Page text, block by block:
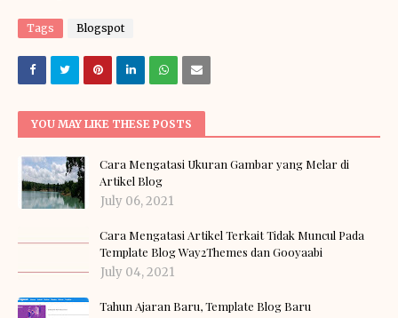
Tags Blogspot
YOU MAY LIKE THESE POSTS
Cara Mengatasi Ukuran Gambar yang Melar di
Artikel Blog
July 06, 2021
Cara Mengatasi Artikel Terkait Tidak Muncul Pada
Template Blog Way2Themes dan Gooyaabi
July 04, 2021
Tahun Ajaran Baru, Template Blog Baru